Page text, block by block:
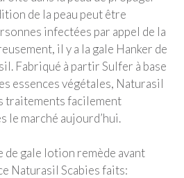
de la peau peut être
infectées par appel de la
il y a la gale Hanker de
Fabriqué à partir Sulfer à base
essences végétales, Naturasil
traitements facilement
le marché aujourd’hui.
gale lotion remède avant
Naturasil Scabies faits: